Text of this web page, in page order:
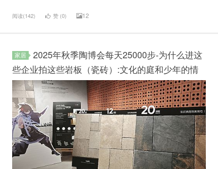
阅读(142) 赞 (0) 12
家居
2025年秋季陶博会每天25000步-为什么进这
些企业拍这些岩板（瓷砖）:文化的庭和少年的情